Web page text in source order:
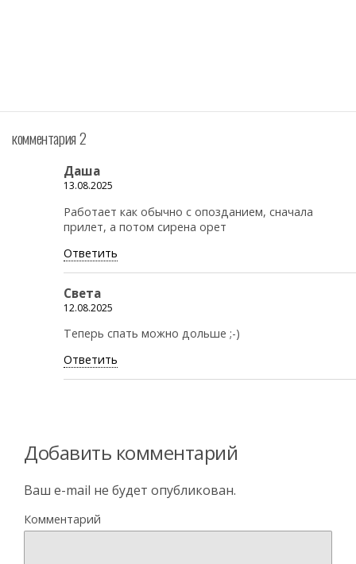
комментария 2
Даша
13.08.2025
Работает как обычно с опозданием, сначала
прилет, а потом сирена орет
Ответить
Света
12.08.2025
Теперь спать можно дольше ;-)
Ответить
Добавить комментарий
Ваш e-mail не будет опубликован.
Комментарий